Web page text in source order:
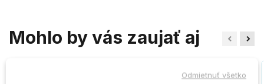
Mohlo by vás zaujať aj
-1,50 €
Odmietnuť všetko